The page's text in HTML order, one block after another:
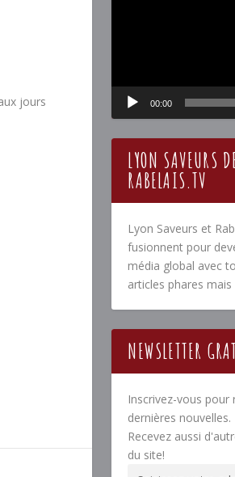
jours
00:00
LYON SAVEURS
RABELAIS.TV
Lyon Saveurs et
fusionnent pour
média global avec
articles phares
NEWSLETTER
Inscrivez-vous pour
dernières nouvelles.
Recevez aussi
du site!